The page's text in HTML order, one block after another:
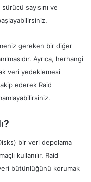
sayısını ve
gereken bir diğer
Ayrıca, herhangi
veri yedeklemesi
ederek Raid
bir veri depolama
kullanılır. Raid
bütünlüğünü korumak